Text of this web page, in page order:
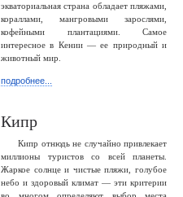
экваториальная страна обладает пляжами,
кораллами, мангровыми зарослями,
кофейными плантациями. Самое
интересное в Кении — ее природный и
животный мир.
подробнее...
Кипр
Кипр отнюдь не случайно привлекает
миллионы туристов со всей планеты.
Жаркое солнце и чистые пляжи, голубое
небо и здоровый климат — эти критерии